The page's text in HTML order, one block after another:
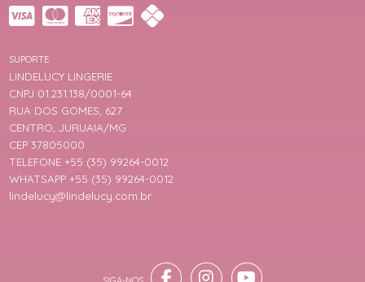
SUPORTE
LINDELUCY LINGERIE
CNPJ 01.231.138/0001-64
RUA DOS GOMES, 627
CENTRO, JURUAIA/MG
CEP 37805000
TELEFONE +55 (35) 99264-0012
WHATSAPP +55 (35) 99264-0012
lindelucy@lindelucy.com.br